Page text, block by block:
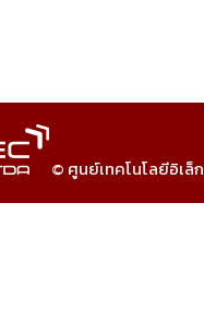
© ศูนย์เทคโนโลยีอิเล็